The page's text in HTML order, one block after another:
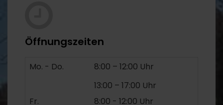
Öffnungszeiten
Mo. - Do. 8:00 – 12:00 Uhr
Fr.
13:00 – 17:00 Uhr
8:00 - 12:00 Uhr